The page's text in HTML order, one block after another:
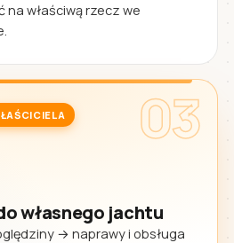
właściwą rzecz we
03
własnego jachtu
→ naprawy i obsługa